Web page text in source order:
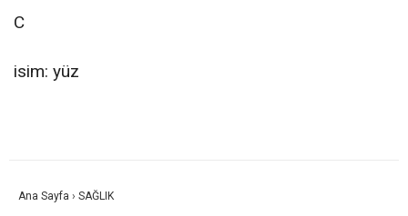
C
isim: yüz
Ana Sayfa › SAĞLIK